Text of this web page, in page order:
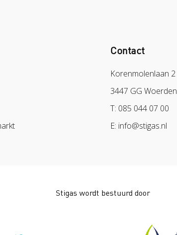
Contact
Korenmolenlaan 2
3447 GG Woerden
T: 085 044 07 00
E: info@stigas.nl
Stigas wordt bestuurd door